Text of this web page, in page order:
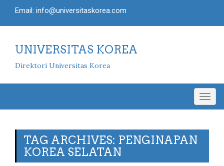
Email: info@universitaskorea.com
UNIVERSITAS KOREA
Direktori Universitas Korea
TAG ARCHIVES: PENGINAPAN
KOREA SELATAN